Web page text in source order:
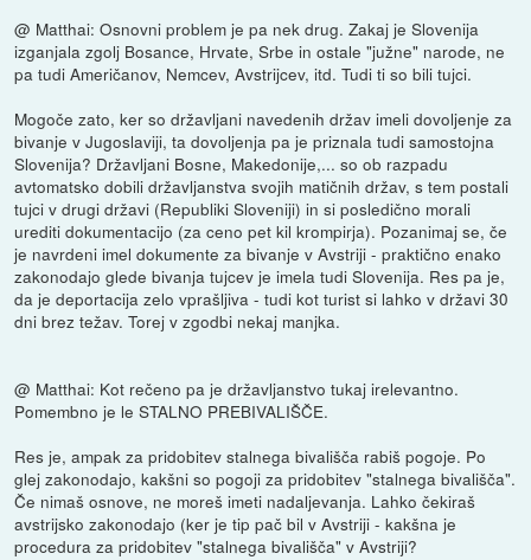
@ Matthai: Osnovni problem je pa nek drug. Zakaj je Slovenija
izganjala zgolj Bosance, Hrvate, Srbe in ostale "južne" narode, ne
pa tudi Američanov, Nemcev, Avstrijcev, itd. Tudi ti so bili tujci.
Mogoče zato, ker so državljani navedenih držav imeli dovoljenje za
bivanje v Jugoslaviji, ta dovoljenja pa je priznala tudi samostojna
Slovenija? Državljani Bosne, Makedonije,... so ob razpadu
avtomatsko dobili državljanstva svojih matičnih držav, s tem postali
tujci v drugi državi (Republiki Sloveniji) in si posledično morali
urediti dokumentacijo (za ceno pet kil krompirja). Pozanimaj se, če
je navrdeni imel dokumente za bivanje v Avstriji - praktično enako
zakonodajo glede bivanja tujcev je imela tudi Slovenija. Res pa je,
da je deportacija zelo vprašljiva - tudi kot turist si lahko v državi 30
dni brez težav. Torej v zgodbi nekaj manjka.
@ Matthai: Kot rečeno pa je državljanstvo tukaj irelevantno.
Pomembno je le STALNO PREBIVALIŠČE.
Res je, ampak za pridobitev stalnega bivališča rabiš pogoje. Po
glej zakonodajo, kakšni so pogoji za pridobitev "stalnega bivališča".
Če nimaš osnove, ne moreš imeti nadaljevanja. Lahko čekiraš
avstrijsko zakonodajo (ker je tip pač bil v Avstriji - kakšna je
procedura za pridobitev "stalnega bivališča" v Avstriji?